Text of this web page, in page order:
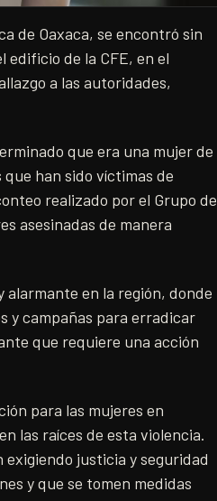
de Oaxaca, se encontró sin
de la CFE, en el
a las autoridades,
que era una mujer de
han sido víctimas de
realizado por el Grupo de
asesinadas de manera
en la región, donde
y campañas para erradicar
que requiere una acción
para las mujeres en
las raíces de esta violencia.
justicia y seguridad
y que se tomen medidas